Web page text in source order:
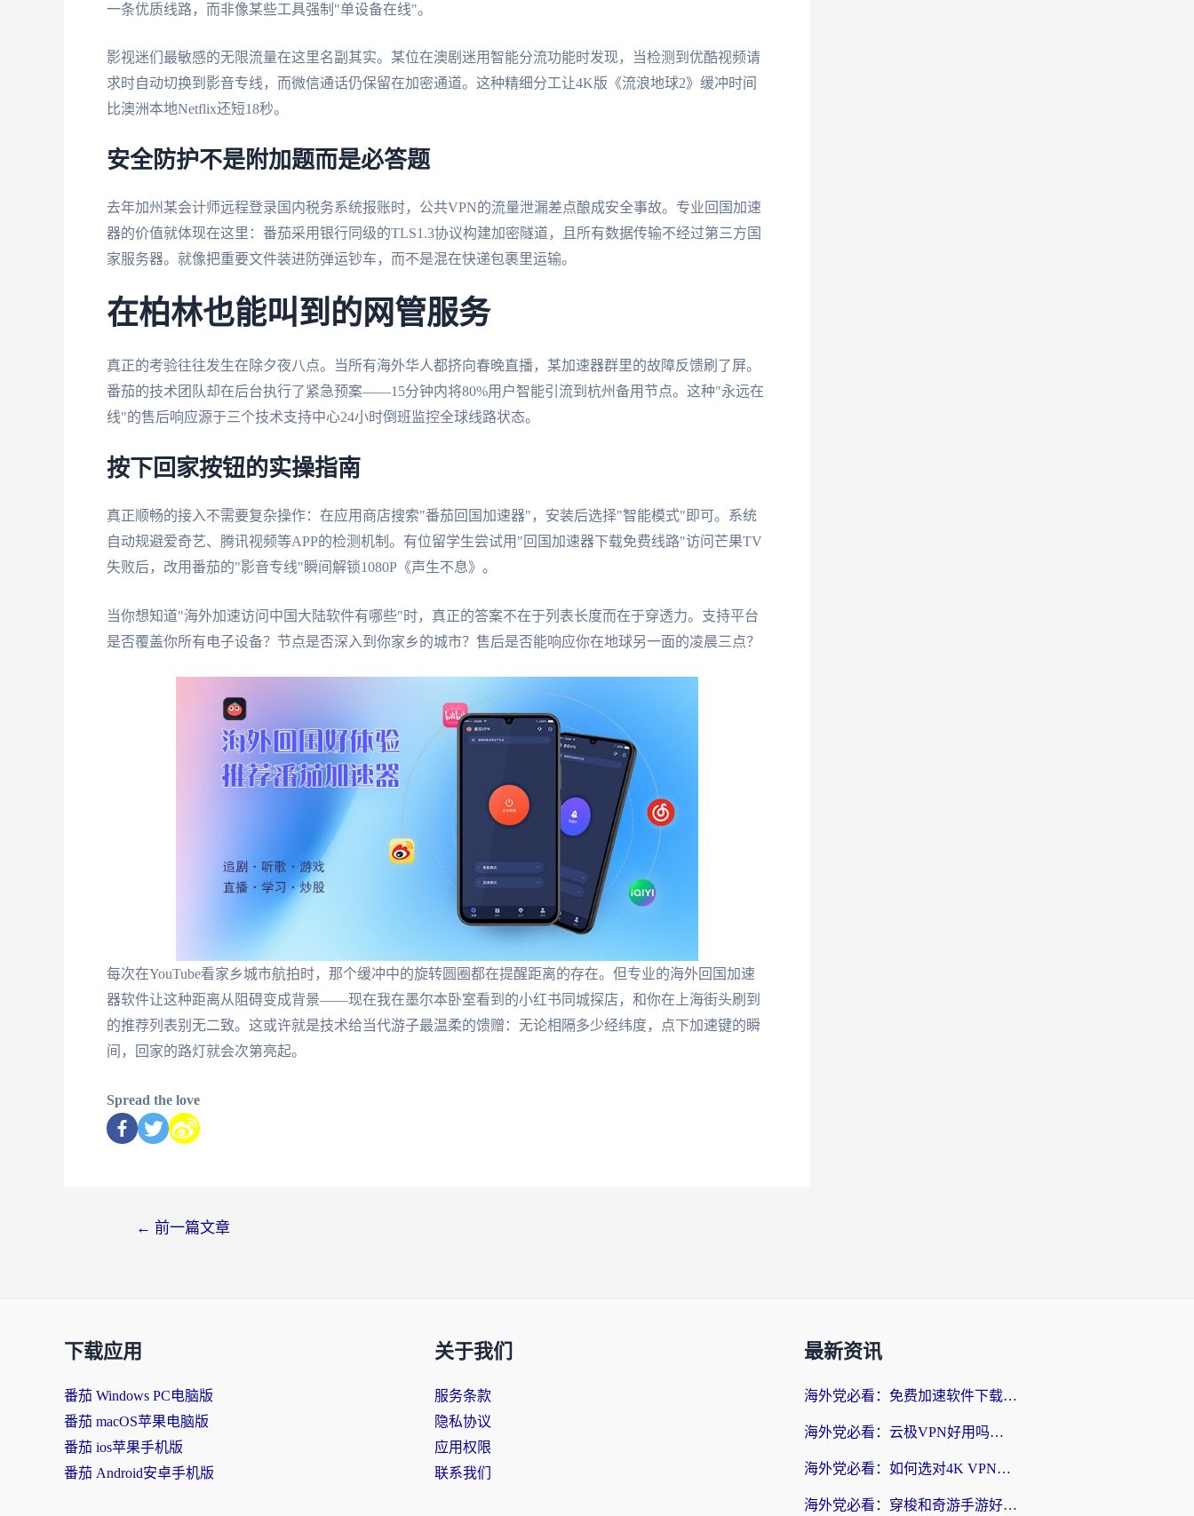
一条优质线路，而非像某些工具强制"单设备在线"。
影视迷们最敏感的无限流量在这里名副其实。某位在澳剧迷用智能分流功能时发现，当检测到优酷视频请
求时自动切换到影音专线，而微信通话仍保留在加密通道。这种精细分工让4K版《流浪地球2》缓冲时间
比澳洲本地Netflix还短18秒。
安全防护不是附加题而是必答题
去年加州某会计师远程登录国内税务系统报账时，公共VPN的流量泄漏差点酿成安全事故。专业回国加速
器的价值就体现在这里：番茄采用银行同级的TLS1.3协议构建加密隧道，且所有数据传输不经过第三方国
家服务器。就像把重要文件装进防弹运钞车，而不是混在快递包裹里运输。
在柏林也能叫到的网管服务
真正的考验往往发生在除夕夜八点。当所有海外华人都挤向春晚直播，某加速器群里的故障反馈刷了屏。
番茄的技术团队却在后台执行了紧急预案——15分钟内将80%用户智能引流到杭州备用节点。这种"永远在
线"的售后响应源于三个技术支持中心24小时倒班监控全球线路状态。
按下回家按钮的实操指南
真正顺畅的接入不需要复杂操作：在应用商店搜索"番茄回国加速器"，安装后选择"智能模式"即可。系统
自动规避爱奇艺、腾讯视频等APP的检测机制。有位留学生尝试用"回国加速器下载免费线路"访问芒果TV
失败后，改用番茄的"影音专线"瞬间解锁1080P《声生不息》。
当你想知道"海外加速访问中国大陆软件有哪些"时，真正的答案不在于列表长度而在于穿透力。支持平台
是否覆盖你所有电子设备？节点是否深入到你家乡的城市？售后是否能响应你在地球另一面的凌晨三点？
每次在YouTube看家乡城市航拍时，那个缓冲中的旋转圆圈都在提醒距离的存在。但专业的海外回国加速
器软件让这种距离从阻碍变成背景——现在我在墨尔本卧室看到的小红书同城探店，和你在上海街头刷到
的推荐列表别无二致。这或许就是技术给当代游子最温柔的馈赠：无论相隔多少经纬度，点下加速键的瞬
间，回家的路灯就会次第亮起。
Spread the love
← 前一篇文章
下载应用
番茄 Windows PC电脑版
番茄 macOS苹果电脑版
番茄 ios苹果手机版
番茄 Android安卓手机版
关于我们
服务条款
隐私协议
应用权限
联系我们
最新资讯
海外党必看：免费加速软件下载指南——无缝访问国内资源的正确打开方式
海外党必看：云极VPN好用吗？和旋风VPN对比哪个回国效果更好？附真实体验+选择攻略
海外党必看：如何选对4K VPN，无缝刷国内剧听网易云？
海外党必看：穿梭和奇游手游好用吗？3步选对回国加速器，流畅看CCTV5海外直播